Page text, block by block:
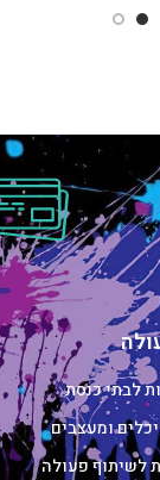
לבתי כנסת
ומעצבים
לשיתוף פעולה